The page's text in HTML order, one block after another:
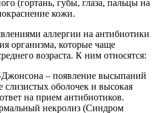
(гортань, губы, глаза, пальцы на
кожи.
аллергии на антибиотики
организма, которые чаще
возраста. К ним относятся:
– появление высыпаний
слизистых оболочек и высокая
на прием антибиотиков.
некролиз (Синдром